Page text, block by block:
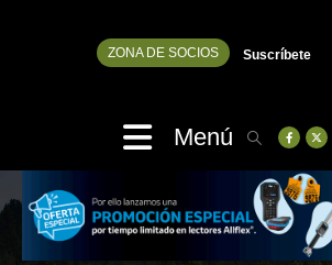
ZONA DE SOCIOS Suscríbete
Menú